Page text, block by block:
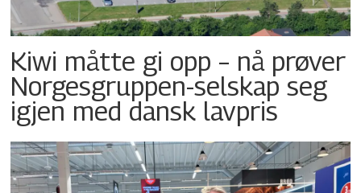
Kiwi måtte gi opp – nå prøver
Norgesgruppen-selskap seg
igjen med dansk lavpris